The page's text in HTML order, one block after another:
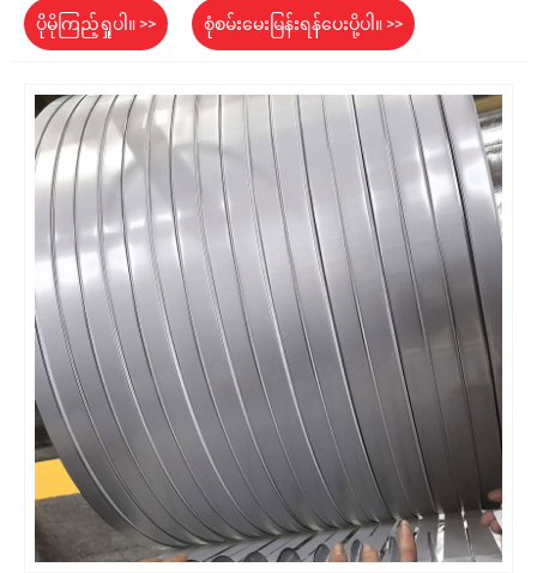
ပိုမိုကြည့်ရှုပါ။ >> စုံစမ်းမေးမြန်းရန်ပေးပို့ပါ။ >>